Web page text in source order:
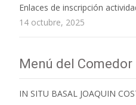
Enlaces de inscripción
14 octubre, 2025
Menú del Comedor
IN SITU BASAL JOAQUIN